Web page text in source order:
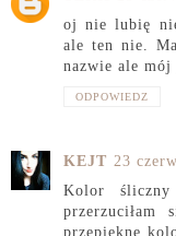
oj nie lubię
ale ten nie.
nazwie ale mój
ODPOWIEDZ
KEJT 23
Kolor
przepiękne